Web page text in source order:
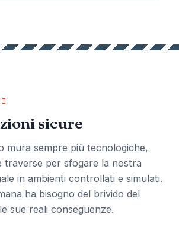
sicure
mura sempre più tecnologiche,
traverse per sfogare la nostra
in ambienti controllati e simulati.
ha bisogno del brivido del
sue reali conseguenze.